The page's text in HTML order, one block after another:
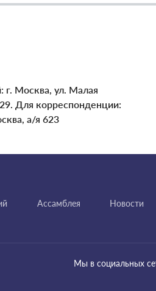
г. Москва, ул. Малая
Для корреспонденции:
а/я 623
Ассамблея Новости
Мы в социальных